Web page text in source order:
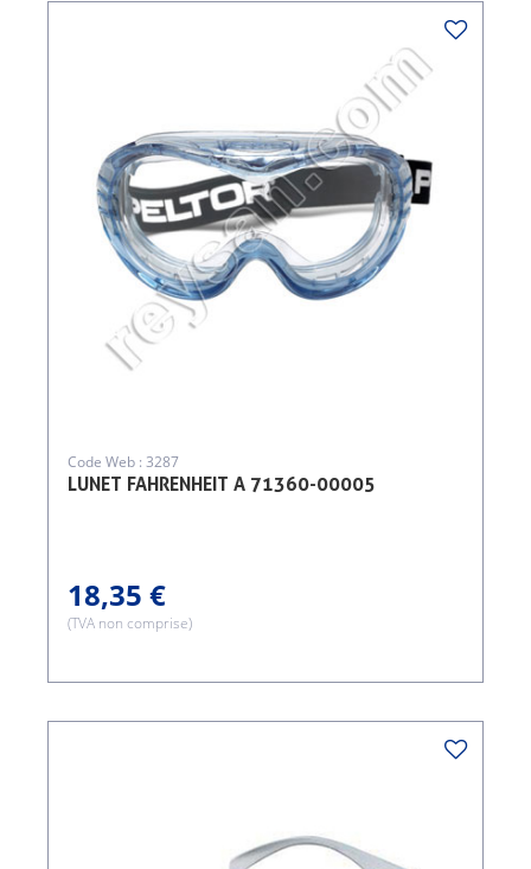
LUNET FAHRENHEIT A 71360-00005
Code Web : 3287
18,35 €
(TVA non comprise)